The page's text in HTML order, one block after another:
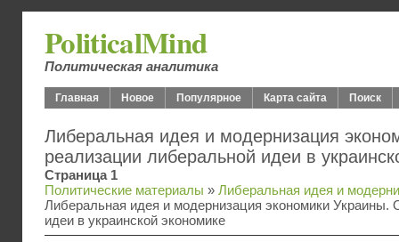
PoliticalMind
Политическая аналитика
Главная Новое Популярное Карта сайта Поиск
Либеральная идея и модернизация
реализации либеральной идеи в
Страница 1
Политические материалы » Либеральная идея и
Либеральная идея и модернизация экономики Украины.
идеи в украинской экономике